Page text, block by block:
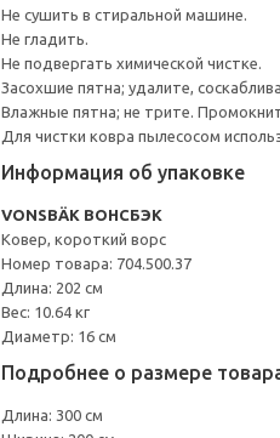
Не сушить в стиральной машине.
Не гладить.
Не подвергать химической чистке.
Засохшие пятна; удалите,
Влажные пятна; не трите.
Для чистки ковра пылесосом
Информация об упаковке
VONSBÄK ВОНСБЭК
Ковер, короткий ворс
Номер товара: 704.500.37
Длина: 202 см
Вес: 10.64 кг
Диаметр: 16 см
Подробнее о размере
Длина: 300 см